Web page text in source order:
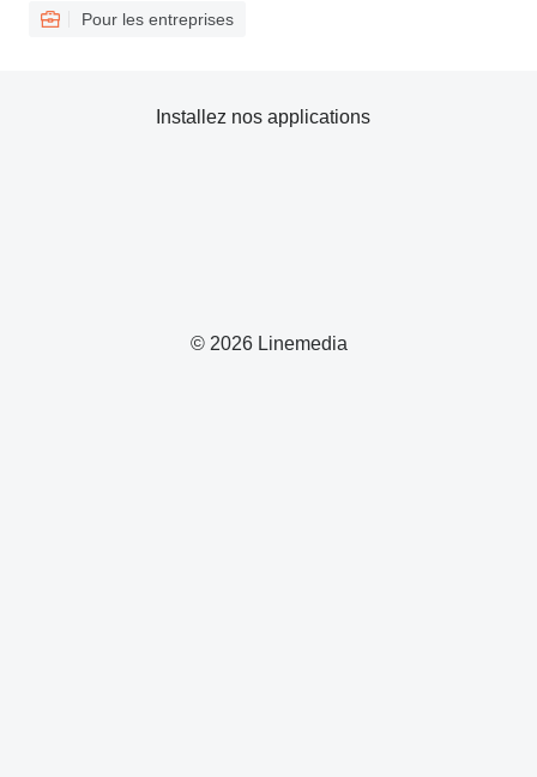
Pour les entreprises
© 2026 Linemedia
Installez nos applications